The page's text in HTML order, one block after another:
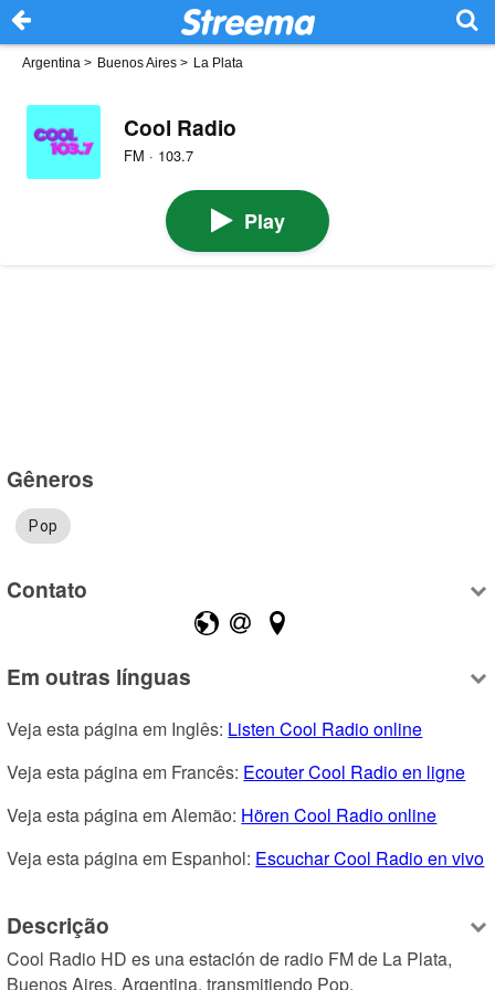
Argentina > Buenos Aires > La Plata
Cool Radio
FM · 103.7
Play
Gêneros
Pop
Contato
Em outras línguas
Veja esta página em Inglês: Listen Cool Radio online
Veja esta página em Francês: Ecouter Cool Radio en ligne
Veja esta página em Alemão: Hören Cool Radio online
Veja esta página em Espanhol: Escuchar Cool Radio en vivo
Descrição
Cool Radio HD es una estación de radio FM de La Plata,
Buenos Aires, Argentina, transmitiendo Pop.